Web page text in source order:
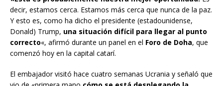
decir, estamos cerca. Estamos más cerca que nunca de la paz.
Y esto es, como ha dicho el presidente (estadounidense,
Donald) Trump, una situación difícil para llegar al punto
correcto«, afirmó durante un panel en el Foro de Doha, que
comenzó hoy en la capital catarí.
El embajador visitó hace cuatro semanas Ucrania y señaló que